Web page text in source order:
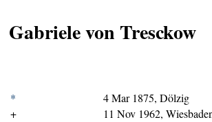
Gabriele von Tresckow
*
4 Mar 1875, Dölzig
+
11 Nov 1962,